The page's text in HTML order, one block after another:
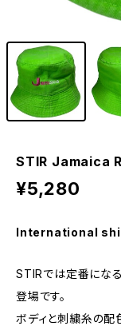
STIR Jamaica
¥5,280
International
STIRでは定番にな
登場です。
ボディと刺繍糸の配